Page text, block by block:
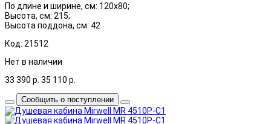
По длине и ширине, см: 120x80;
Высота, см: 215;
Высота поддона, см: 42
Код: 21512
Нет в наличии
33 390 р. 35 110 р.
Сообщить о поступлении